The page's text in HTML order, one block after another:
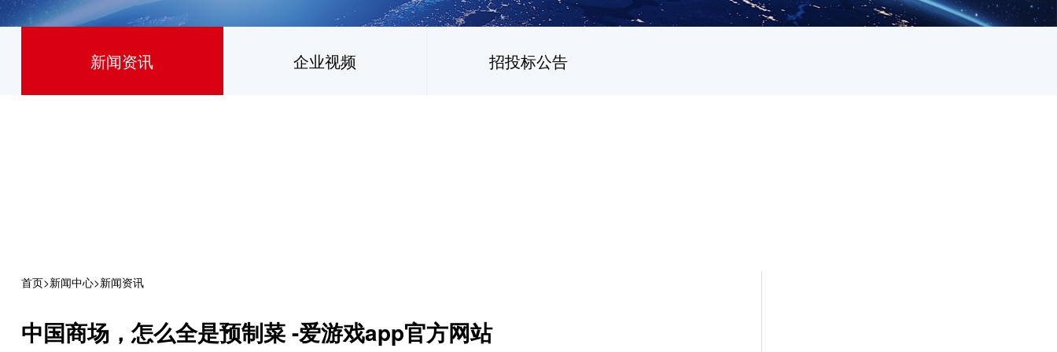
新闻资讯 企业视频 招投标公告
首页>新闻中心>新闻资讯
中国商场，怎么全是预制菜 -爱游戏app官方网站